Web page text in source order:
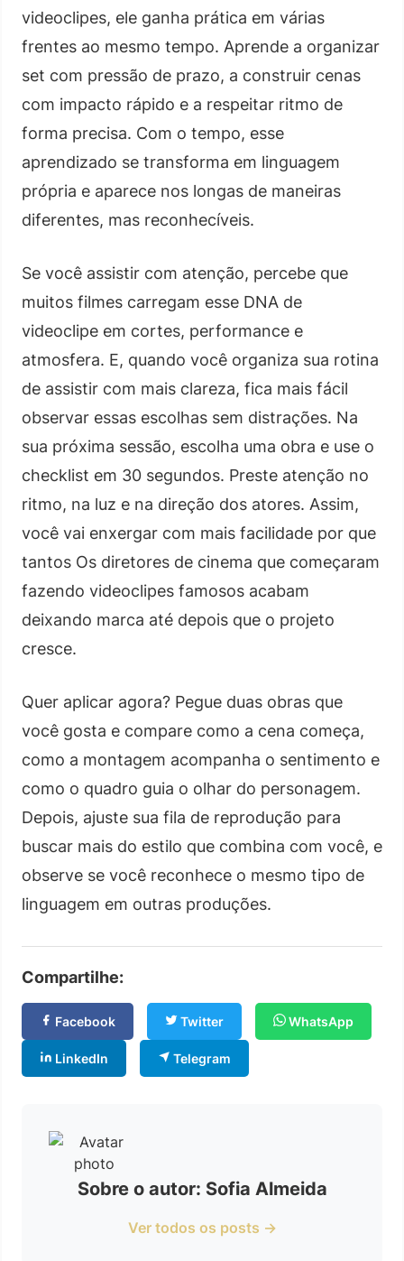
videoclipes, ele ganha prática em várias
frentes ao mesmo tempo. Aprende a organizar
set com pressão de prazo, a construir cenas
com impacto rápido e a respeitar ritmo de
forma precisa. Com o tempo, esse
aprendizado se transforma em linguagem
própria e aparece nos longas de maneiras
diferentes, mas reconhecíveis.
Se você assistir com atenção, percebe que
muitos filmes carregam esse DNA de
videoclipe em cortes, performance e
atmosfera. E, quando você organiza sua rotina
de assistir com mais clareza, fica mais fácil
observar essas escolhas sem distrações. Na
sua próxima sessão, escolha uma obra e use o
checklist em 30 segundos. Preste atenção no
ritmo, na luz e na direção dos atores. Assim,
você vai enxergar com mais facilidade por que
tantos Os diretores de cinema que começaram
fazendo videoclipes famosos acabam
deixando marca até depois que o projeto
cresce.
Quer aplicar agora? Pegue duas obras que
você gosta e compare como a cena começa,
como a montagem acompanha o sentimento e
como o quadro guia o olhar do personagem.
Depois, ajuste sua fila de reprodução para
buscar mais do estilo que combina com você, e
observe se você reconhece o mesmo tipo de
linguagem em outras produções.
Compartilhe:
Facebook Twitter WhatsApp
LinkedIn Telegram
Sobre o autor: Sofia Almeida
Ver todos os posts →